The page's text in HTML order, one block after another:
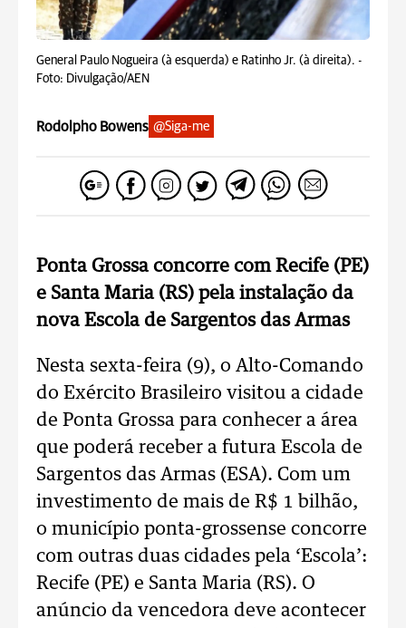
General Paulo Nogueira (à esquerda) e Ratinho Jr. (à direita). -
Foto: Divulgação/AEN
Rodolpho Bowens @Siga-me
Ponta Grossa concorre com Recife (PE)
e Santa Maria (RS) pela instalação da
nova Escola de Sargentos das Armas
Nesta sexta-feira (9), o Alto-Comando
do Exército Brasileiro visitou a cidade
de Ponta Grossa para conhecer a área
que poderá receber a futura Escola de
Sargentos das Armas (ESA). Com um
investimento de mais de R$ 1 bilhão,
o município ponta-grossense concorre
com outras duas cidades pela ‘Escola’:
Recife (PE) e Santa Maria (RS). O
anúncio da vencedora deve acontecer